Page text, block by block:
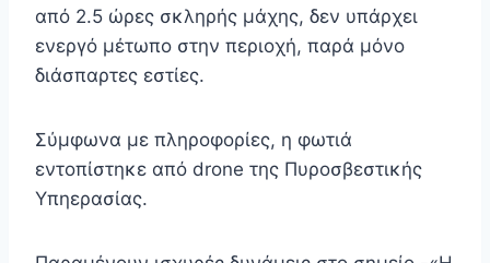
από 2.5 ώρες σκληρής μάχης, δεν υπάρχει
ενεργό μέτωπο στην περιοχή, παρά μόνο
διάσπαρτες εστίες.
Σύμφωνα με πληροφορίες, η φωτιά
εντοπίστηκε από drone της Πυροσβεστικής
Υπηερασίας.